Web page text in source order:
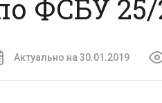
ФСБУ 25/
Актуально на 30.01.2019